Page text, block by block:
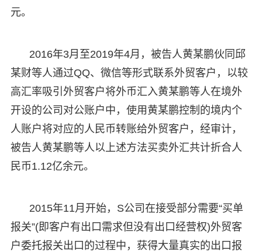
元。
2016年3月至2019年4月，被告人黄某鹏伙同邱
某财等人通过QQ、微信等形式联系外贸客户，以较
高汇率吸引外贸客户将外币汇入黄某鹏等人在境外
开设的公司对公账户中，使用黄某鹏控制的境内个
人账户将对应的人民币转账给外贸客户，经审计，
被告人黄某鹏等人以上述方法买卖外汇共计折合人
民币1.12亿余元。
2015年11月开始，S公司在接受部分需要“买单
报关”(即客户有出口需求但没有出口经营权)外贸客
户委托报关出口的过程中，获得大量真实的出口报